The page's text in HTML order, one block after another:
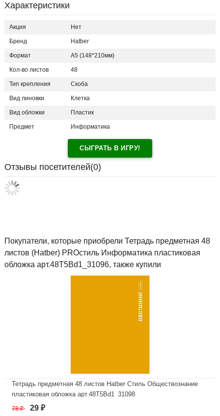
Характеристики
Акция Нет
Бренд Hatber
Формат А5 (148*210мм)
Кол-во листов 48
Тип крепления Скоба
Вид линовки Клетка
Вид обложки Пластик
Предмет Информатика
СЫГРАТЬ В ИГРУ!
Отзывы посетителей(0)
Покупатели, которые приобрели Тетрадь предметная 48
листов (Hatber) PROстиль Информатика пластиковая
обложка арт.48Т5Вd1_31096, также купили
Тетрадь предметная 48 листов Hatber Стиль Обществознание
пластиковая обложка арт.48Т5Вd1_31098
В наличии
78₽ 29 ₽